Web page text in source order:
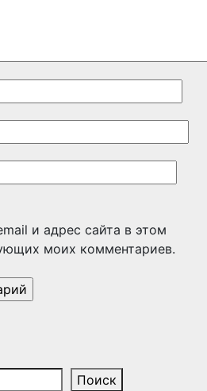
и адрес сайта в этом
моих комментариев.
Поиск